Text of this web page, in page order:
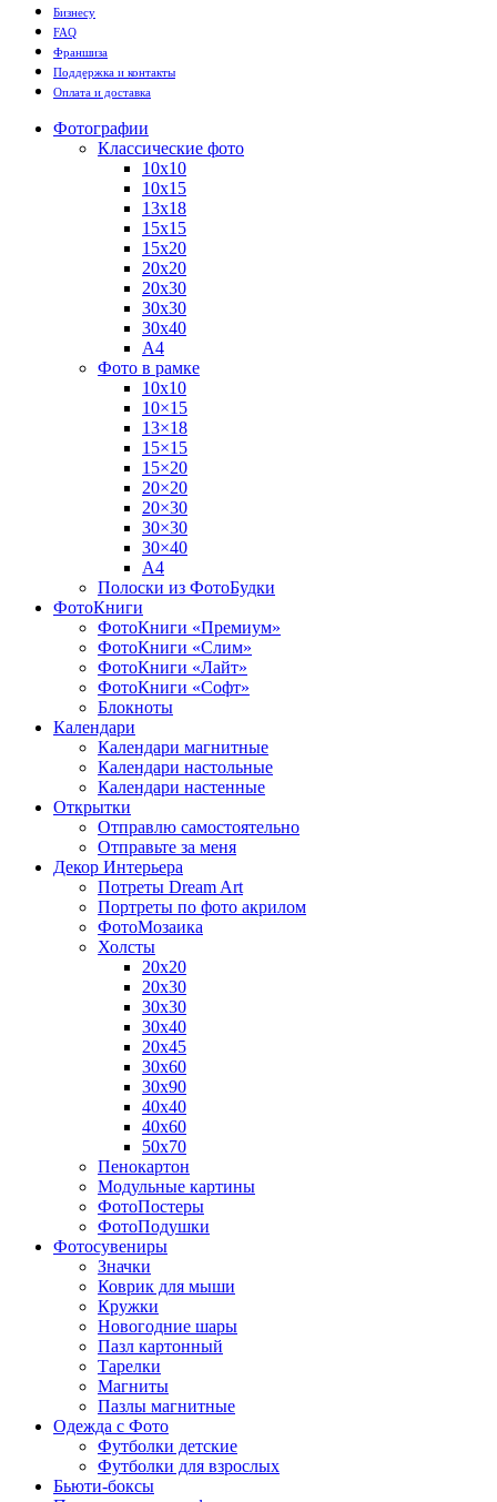
Бизнесу
FAQ
Франшиза
Поддержка и контакты
Оплата и доставка
Фотографии
Классические фото
10х10
10х15
13х18
15х15
15х20
20х20
20х30
30х30
30х40
А4
Фото в рамке
10х10
10×15
13×18
15×15
15×20
20×20
20×30
30×30
30×40
A4
Полоски из ФотоБудки
ФотоКниги
ФотоКниги «Премиум»
ФотоКниги «Слим»
ФотоКниги «Лайт»
ФотоКниги «Софт»
Блокноты
Календари
Календари магнитные
Календари настольные
Календари настенные
Открытки
Отправлю самостоятельно
Отправьте за меня
Декор Интерьера
Потреты Dream Art
Портреты по фото акрилом
ФотоМозаика
Холсты
20х20
20х30
30х30
30х40
20х45
30х60
30х90
40х40
40х60
50х70
Пенокартон
Модульные картины
ФотоПостеры
ФотоПодушки
Фотоcувениры
Значки
Коврик для мыши
Кружки
Новогодние шары
Пазл картонный
Тарелки
Магниты
Пазлы магнитные
Одежда с Фото
Футболки детские
Футболки для взрослых
Бьюти-боксы